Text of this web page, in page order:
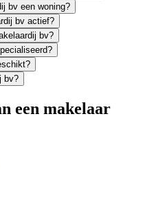
bv een woning?
bv actief?
bv?
bv?
een makelaar